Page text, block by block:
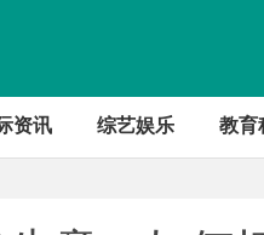
资讯 综艺娱乐 教育